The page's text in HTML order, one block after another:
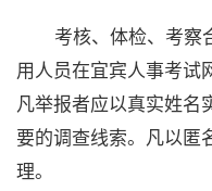
考核、体检、考察
用人员在宜宾人事考试
凡举报者应以真实姓名
要的调查线索。凡以匿
理。